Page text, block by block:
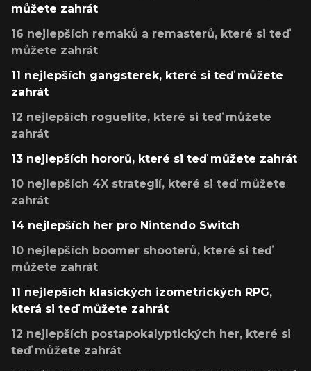
můžete zahrát
16 nejlepších remaků a remasterů, které si teď
můžete zahrát
11 nejlepších gangsterek, které si teď můžete
zahrát
12 nejlepších roguelite, které si teď můžete
zahrát
13 nejlepších hororů, které si teď můžete zahrát
10 nejlepších 4X strategií, které si teď můžete
zahrát
14 nejlepších her pro Nintendo Switch
10 nejlepších boomer shooterů, které si teď
můžete zahrát
11 nejlepších klasických izometrických RPG,
která si teď můžete zahrát
12 nejlepších postapokalyptických her, které si
teď můžete zahrát